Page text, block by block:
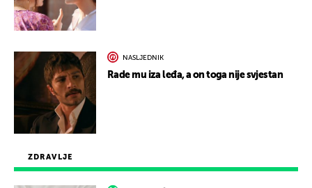
ZDRAVLJE
NASLJEDNIK
Rade mu iza leđa, a on toga nije svjestan